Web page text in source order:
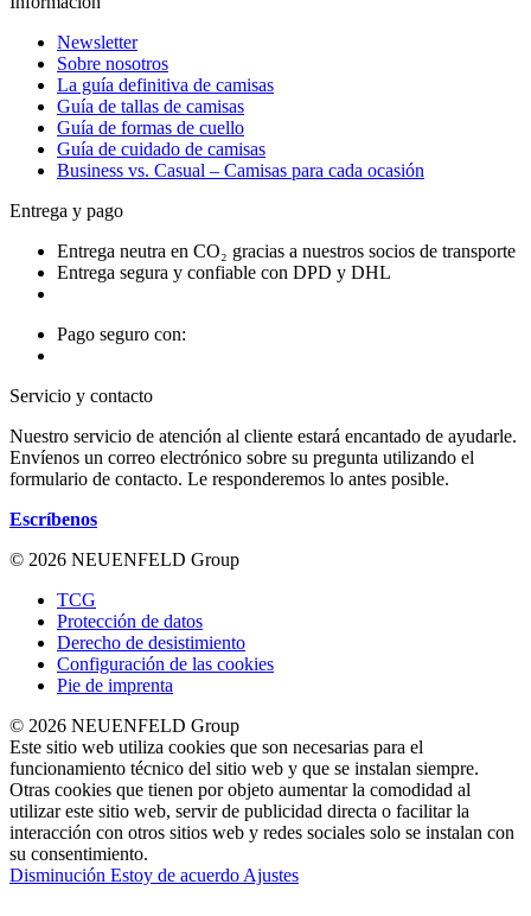
Newsletter
Sobre nosotros
La guía definitiva de camisas
Guía de tallas de camisas
Guía de formas de cuello
Guía de cuidado de camisas
Business vs. Casual – Camisas para cada ocasión
Entrega y pago
Entrega neutra en CO₂ gracias a nuestros socios de transporte
Entrega segura y confiable con DPD y DHL
Pago seguro con:
Servicio y contacto
Nuestro servicio de atención al cliente estará encantado de ayudarle.
Envíenos un correo electrónico sobre su pregunta utilizando el
formulario de contacto. Le responderemos lo antes posible.
Escríbenos
© 2026 NEUENFELD Group
TCG
Protección de datos
Derecho de desistimiento
Configuración de las cookies
Pie de imprenta
© 2026 NEUENFELD Group
Este sitio web utiliza cookies que son necesarias para el
funcionamiento técnico del sitio web y que se instalan siempre.
Otras cookies que tienen por objeto aumentar la comodidad al
utilizar este sitio web, servir de publicidad directa o facilitar la
interacción con otros sitios web y redes sociales solo se instalan con
su consentimiento.
Disminución Estoy de acuerdo Ajustes